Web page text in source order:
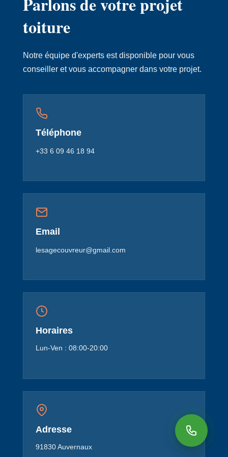
toiture
Notre équipe d'experts est disponible pour vous
conseiller et vous accompagner dans votre projet.
Téléphone
+33 6 09 46 18 94
Email
lesagecouvreur@gmail.com
Horaires
Lun-Ven : 08:00-20:00
Adresse
91830 Auvernaux